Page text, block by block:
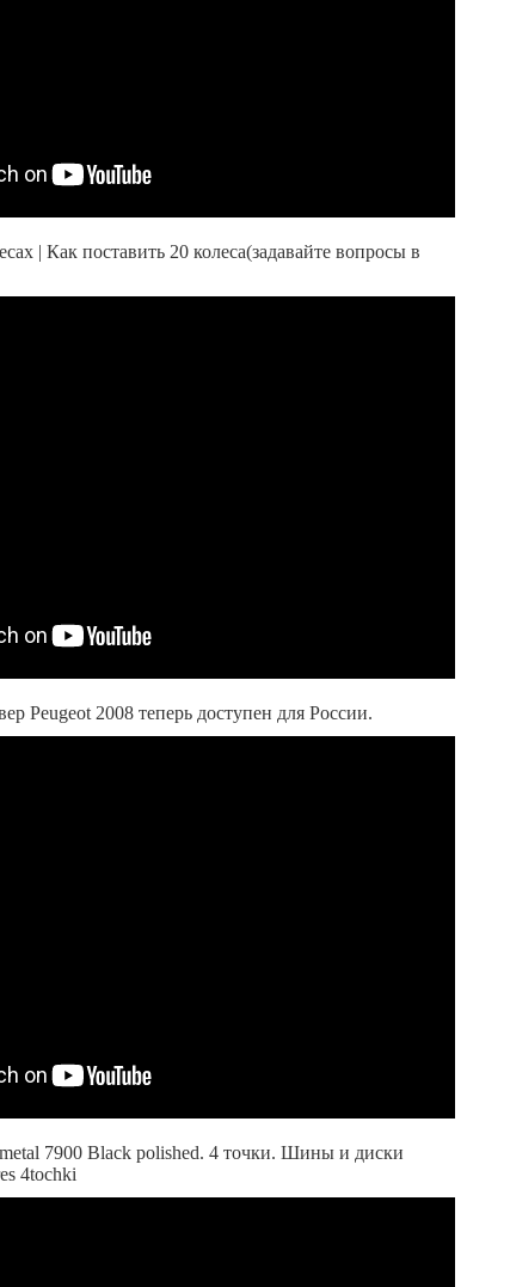
| Как поставить 20 колеса(задавайте вопросы в
Peugeot 2008 теперь доступен для России.
7900 Black polished. 4 точки. Шины и диски
4tochki